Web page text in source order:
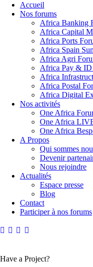
Accueil
Nos forums
Africa Banking
Africa Capital
Africa Ports
Africa Spain
Africa Agri
Africa Pay &
Africa
Africa Postal
Africa Digital
Nos activités
One Africa
One Africa
One Africa
A Propos
Qui sommes
Devenir
Nous rejoindre
Actualités
Espace presse
Blog
Contact
Participer à nos forums
Have a Project?